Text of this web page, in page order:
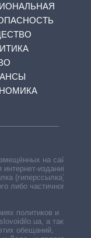
на сайте,
изданий —
(гиперссылка)
либо частичного
политиков и
а также
обещаний,